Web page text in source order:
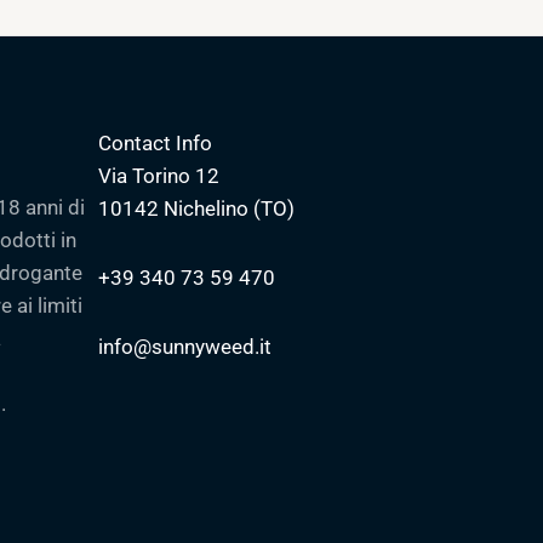
anni di
in
ai limiti
Contact Info
Via Torino 12
10142 Nichelino (TO)
+39 340 73 59 470
info@sunnyweed.it